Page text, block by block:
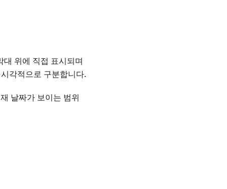
위에 직접 표시되며
각적으로 구분합니다.
날짜가 보이는 범위